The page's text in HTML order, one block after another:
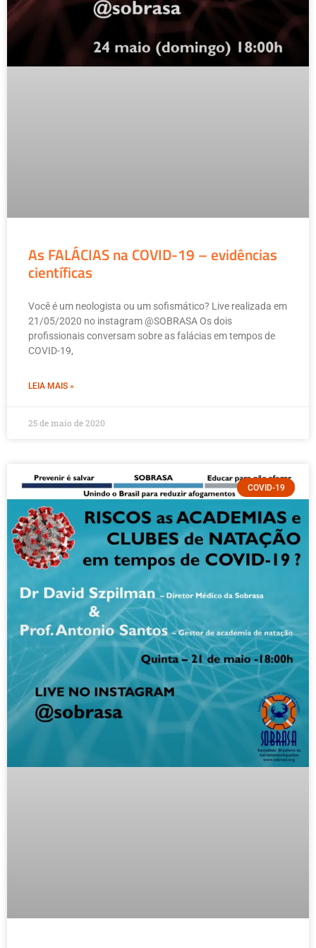
As FALÁCIAS na COVID-19 – evidências
científicas
Você é um neologista ou um sofismático? Live realizada em
21/05/2020 no instagram @SOBRASA Os dois
profissionais conversam sobre as falácias em tempos de
COVID-19,
LEIA MAIS »
25 de maio de 2020
COVID-19